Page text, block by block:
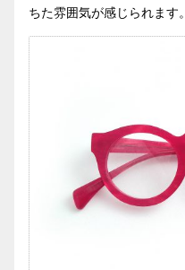
ちた雰囲気が感じられます。